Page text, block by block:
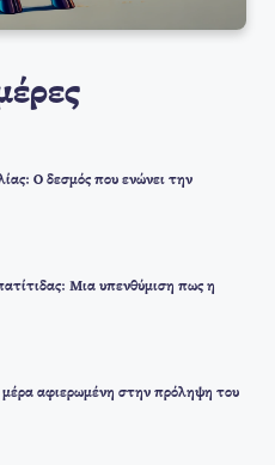
Ο δεσμός που ενώνει την
Μια υπενθύμιση πως η
αφιερωμένη στην πρόληψη του